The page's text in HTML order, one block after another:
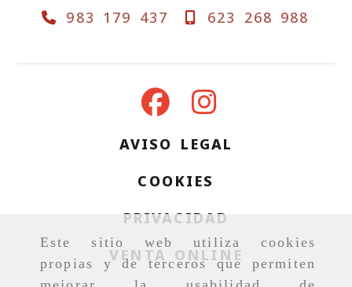
Este sitio web utiliza cookies
propias y de terceros que permiten
983 179 437
623 268 988
AVISO LEGAL
COOKIES
PRIVACIDAD
VENTA ONLINE